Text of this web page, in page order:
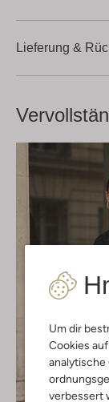
Um dir
Cookies
analytische
verbessert
Lieferung &